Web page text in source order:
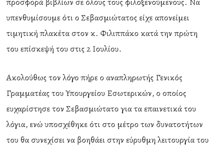
υπενθυμίσουμε ότι ο Σεβασμιώτατος είχε απονείμει
τιμητική πλακέτα στον κ. Φιλιππάκο κατά την πρώτη
του επίσκεψή του στις 2 Ιουλίου.
Ακολούθως τον λόγο πήρε ο αναπληρωτής Γενικός
Γραμματέας του Υπουργείου Εσωτερικών, ο οποίος
ευχαρίστησε τον Σεβασμιώτατο για τα επαινετικά του
λόγια, ενώ υποσχέθηκε ότι στο μέτρο των δυνατοτήτων
του θα συνεχίσει να βοηθάει στην εύρυθμη λειτουργία του